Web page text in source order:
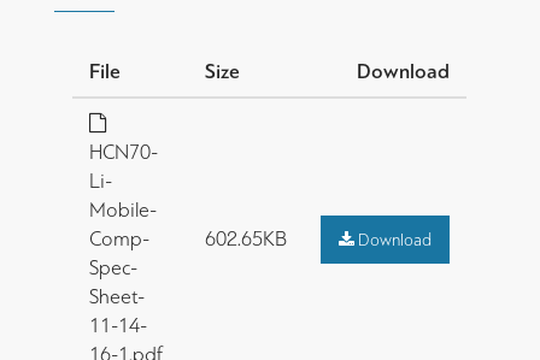
File Size Download
HCN70-
Li-
Mobile-
Comp-
Spec-
Sheet-
11-14-
16-1.pdf
602.65KB Download